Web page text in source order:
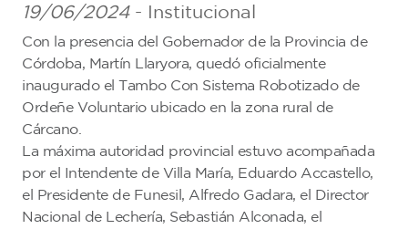
19/06/2024- Institucional
Con la presencia del Gobernador de la Provincia de
Córdoba, Martín Llaryora, quedó oficialmente
inaugurado el Tambo Con Sistema Robotizado de
Ordeñe Voluntario ubicado en la zona rural de
Cárcano.
La máxima autoridad provincial estuvo acompañada
por el Intendente de Villa María, Eduardo Accastello,
el Presidente de Funesil, Alfredo Gadara, el Director
Nacional de Lechería, Sebastián Alconada, el